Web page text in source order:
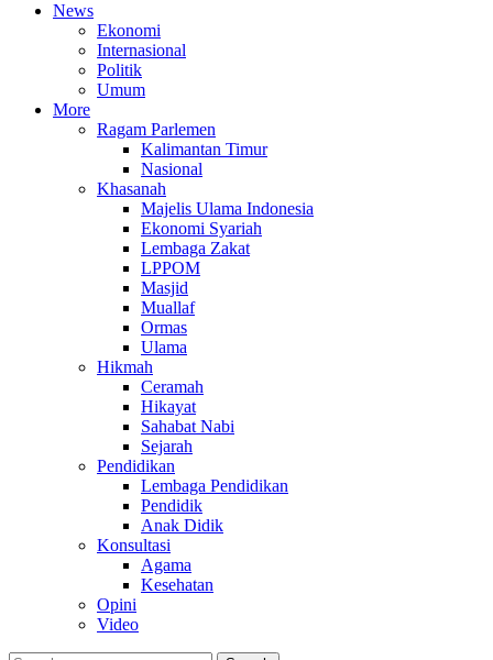
News
Ekonomi
Internasional
Politik
Umum
More
Ragam Parlemen
Kalimantan Timur
Nasional
Khasanah
Majelis Ulama Indonesia
Ekonomi Syariah
Lembaga Zakat
LPPOM
Masjid
Muallaf
Ormas
Ulama
Hikmah
Ceramah
Hikayat
Sahabat Nabi
Sejarah
Pendidikan
Lembaga Pendidikan
Pendidik
Anak Didik
Konsultasi
Agama
Kesehatan
Opini
Video